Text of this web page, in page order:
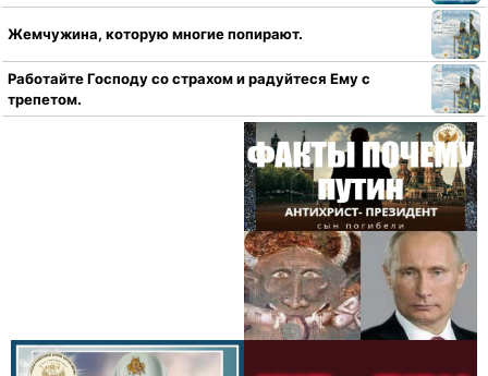
Жемчужина, которую многие попирают.
Работайте Господу со страхом и радуйтеся Ему с
трепетом.